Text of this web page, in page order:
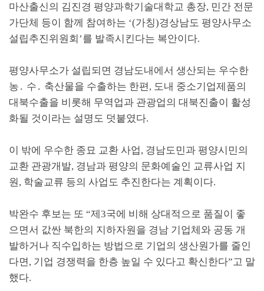
마산출신의 김진경 평양과학기술대학교 총장, 민간 전문
가단체 등이 함께 참여하는 ‘(가칭)경상남도 평양사무소
설립추진위원회 ’를 발족시킨다는 복안이다.
평양사무소가 설립되면 경남도내에서 생산되는 우수한
농 ․ 수 ․ 축산물을 수출하는 한편, 도내 중소기업제품의
대북수출을 비롯해 무역업과 관광업의 대북진출이 활성
화될 것이라는 설명도 덧붙였다.
이 밖에 우수한 종묘 교환 사업, 경남도민과 평양시민의
교환 관광개발, 경남과 평양의 문화예술인 교류사업 지
원 , 학술교류 등의 사업도 추진한다는 계획이다.
박완수 후보는 또 “제3국에 비해 상대적으로 품질이 좋
으면서 값싼 북한의 지하자원을 경남 기업체와 공동 개
발하거나 직수입하는 방법으로 기업의 생산원가를 줄인
다면, 기업 경쟁력을 한층 높일 수 있다고 확신한다”고 말
했다.